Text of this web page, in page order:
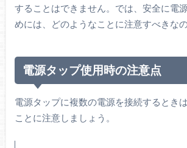
することはできません。では、安全に電
めには、どのようなことに注意すべきなの
電源タップ使用時の注意点
電源タップに複数の電源を接続するとき
ことに注意しましょう。